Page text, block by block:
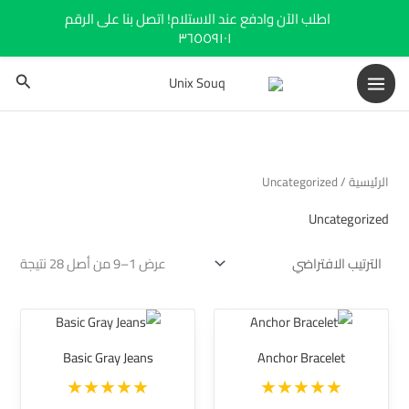
المحتوى
الرئيسية/ Uncategorized
Uncategorized
عرض 1–9 من أصل 28 نتيجة
Anchor Bracelet
هناك
من
الأشكال
Basic Gray Jeans
اطلب الآن وادفع عند الاستلام! اتصل بنا على الرقم
٣٦٥٥٩١٠١